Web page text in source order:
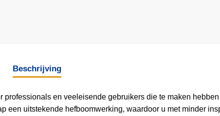
Beschrijving
en veeleisende gebruikers die te maken
een uitstekende hefboomwerking, waardoor u met minder